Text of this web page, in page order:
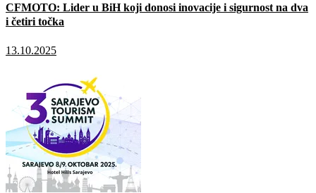
CFMOTO: Lider u BiH koji donosi inovacije i sigurnost na dva
i četiri točka
13.10.2025